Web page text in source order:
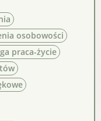
osobowości
praca-życie